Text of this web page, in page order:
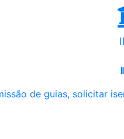
de guias, solicitar